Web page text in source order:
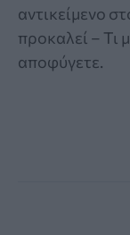
αντικείμενο
προκαλεί – Τι
αποφύγετε.